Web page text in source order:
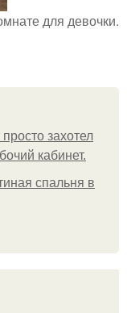
для девочки.
захотел
кабинет.
спальня в